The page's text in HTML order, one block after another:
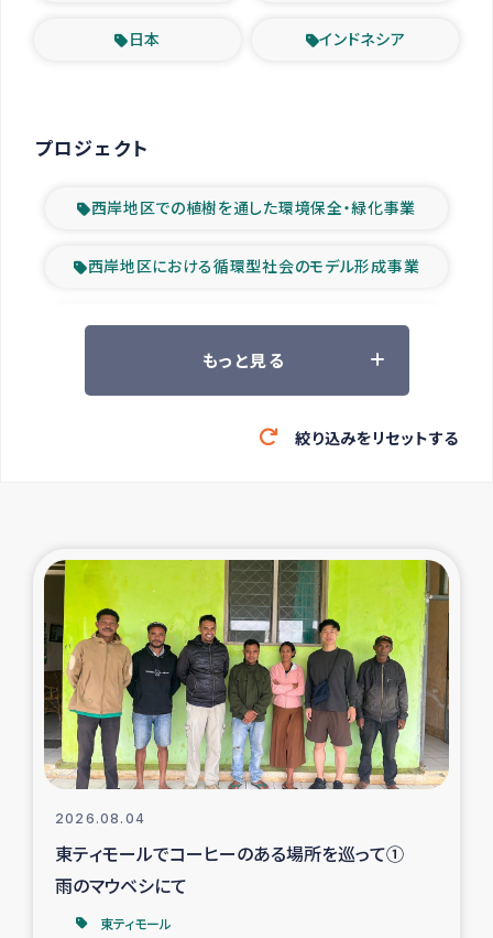
日本 インドネシア
プロジェクト
西岸地区での植樹を通した環境保全・緑化事業
西岸地区における循環型社会のモデル形成事業
ツアー参加者の声
緊急救援の時代
東ティモール豪雨緊急支援
大雨による洪水被災者支援
カカオ生産者支援事業
シリア国内避難民・帰還民の生活再建支援
トルコにおけるシリア難民支援事業
インドネシア中部 スラウェシの地震・津波被災者支援
もっと見る
絞り込みをリセットする
2026.08.04
東ティモールでコーヒーのある場所を巡って①
雨のマウベシにて
東ティモール